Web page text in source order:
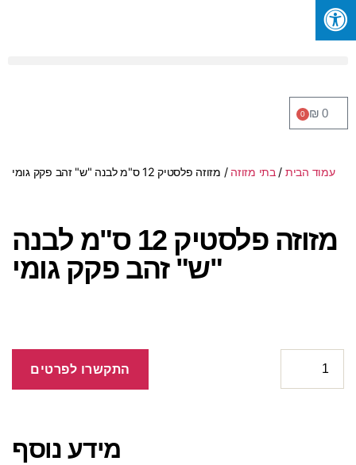
0
₪
0
עמוד הבית /בתי מזוזה / מזוזה פלסטיק 12 ס"מ לבנה "ש" זהב פקק גומי
מזוזה פלסטיק 12 ס"מ לבנה
"ש" זהב פקק גומי
התקשרו לפרטים
מידע נוסף